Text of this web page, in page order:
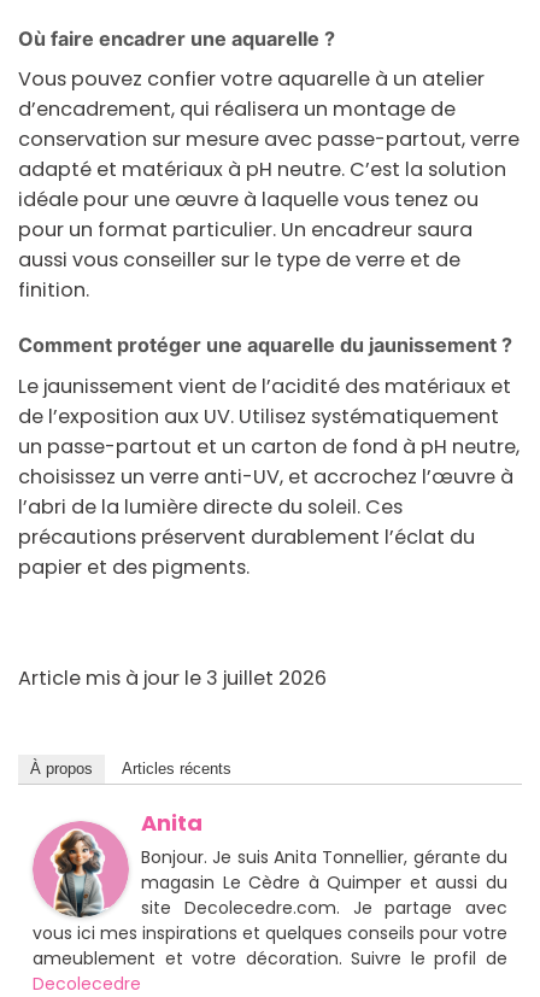
Où faire encadrer une aquarelle ?
Vous pouvez confier votre aquarelle à un atelier
d’encadrement, qui réalisera un montage de
conservation sur mesure avec passe-partout, verre
adapté et matériaux à pH neutre. C’est la solution
idéale pour une œuvre à laquelle vous tenez ou
pour un format particulier. Un encadreur saura
aussi vous conseiller sur le type de verre et de
finition.
Comment protéger une aquarelle du jaunissement ?
Le jaunissement vient de l’acidité des matériaux et
de l’exposition aux UV. Utilisez systématiquement
un passe-partout et un carton de fond à pH neutre,
choisissez un verre anti-UV, et accrochez l’œuvre à
l’abri de la lumière directe du soleil. Ces
précautions préservent durablement l’éclat du
papier et des pigments.
Article mis à jour le 3 juillet 2026
À propos Articles récents
Anita
Bonjour. Je suis Anita Tonnellier, gérante du
magasin Le Cèdre à Quimper et aussi du
site Decolecedre.com. Je partage avec
vous ici mes inspirations et quelques conseils pour votre
ameublement et votre décoration. Suivre le profil de
Decolecedre